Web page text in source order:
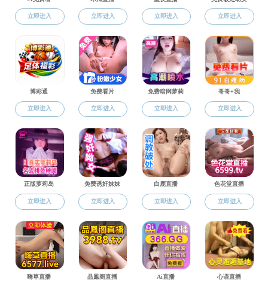
通知公告
您当前位置
为
团体